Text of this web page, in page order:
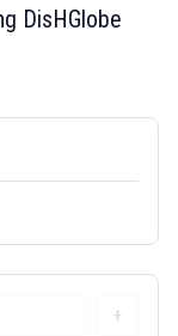
DisHGlobe
+